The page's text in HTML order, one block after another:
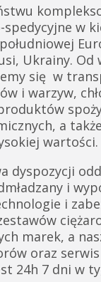
w
Ukrainy. Od
się w
i warzyw,
a
wartości.
dyspozycji
i
i
marek, a
oraz
24h 7 dni w